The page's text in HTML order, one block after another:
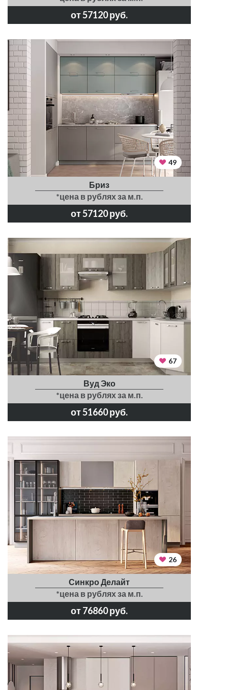
от 57120 руб.
49
Бриз
*цена в рублях за м.п.
от 57120 руб.
67
Вуд Эко
*цена в рублях за м.п.
от 51660 руб.
26
Синкро Делайт
*цена в рублях за м.п.
от 76860 руб.